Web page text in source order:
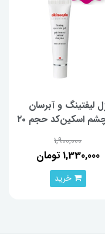
لیفتینگ و آبرسان
دورچشم اسکین‌کد حجم ٢٠
1,900,000
1,330,000 تومان
خرید